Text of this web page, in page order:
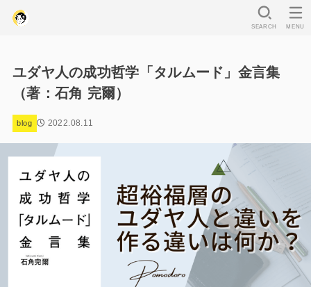
SEARCH MENU
ユダヤ人の成功哲学「タルムード」金言集
（著：石角 完爾）
blog 2022.08.11